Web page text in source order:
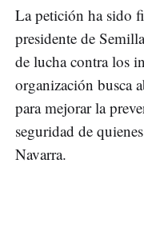
La petición ha sido
presidente de
de lucha contra los
organización busca
para mejorar la
seguridad de
Navarra.